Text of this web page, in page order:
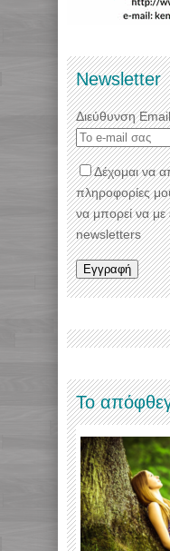
Newsletter
Διεύθυνση
Δέχομαι να
πληροφορίες
να μπορεί να
newsletters
Το